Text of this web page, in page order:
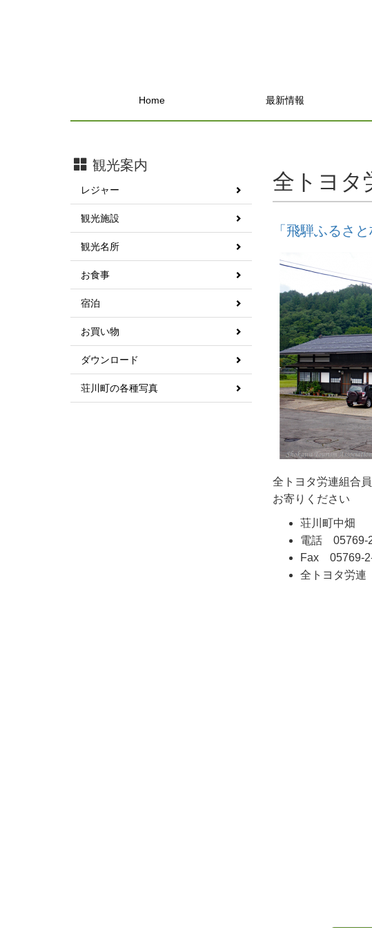
Home 最新情報
全トヨタ
「飛騨ふるさ
全トヨタ労連組合
お寄りください
荘川町中畑
電話 05769-
Fax 05769-
全トヨタ労連
観光案内
レジャー
観光施設
観光名所
お食事
宿泊
お買い物
ダウンロード
荘川町の各種写真